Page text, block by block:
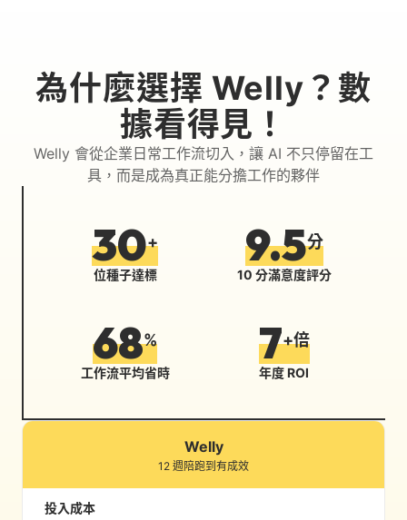
為什麼選擇 Welly？數
據看得見！
Welly 會從企業日常工作流切入，讓 AI 不只停留在工
具，而是成為真正能分擔工作的夥伴
30+
位種子達標
9.5分
10 分滿意度評分
68%
工作流平均省時
7+倍
年度 ROI
Welly
12 週陪跑到有成效
投入成本